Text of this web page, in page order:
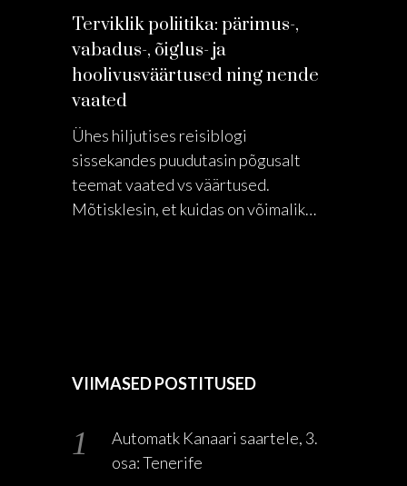
Terviklik poliitika: pärimus-,
vabadus-, õiglus- ja
hoolivusväärtused ning nende
vaated
Ühes hiljutises reisiblogi
sissekandes puudutasin põgusalt
teemat vaated vs väärtused.
Mõtisklesin, et kuidas on võimalik…
VIIMASED POSTITUSED
Automatk Kanaari saartele, 3.
osa: Tenerife